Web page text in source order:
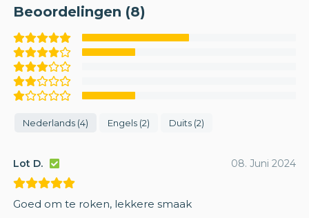
Beoordelingen (8)
Nederlands (4) Engels (2) Duits (2)
Lot D. 08. Juni 2024
Goed om te roken, lekkere smaak